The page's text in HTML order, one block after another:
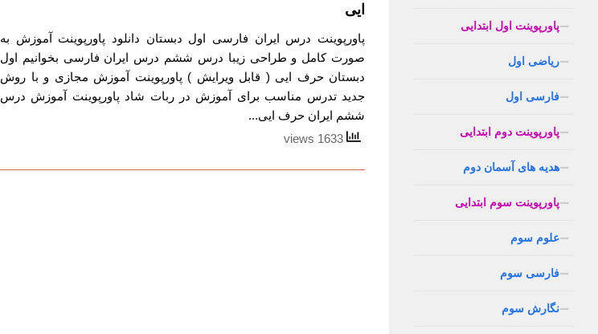
ایی
پاورپوینت درس ایران فارسی اول دبستان دانلود پاورپوینت آموزش به
صورت کامل و طراحی زیبا درس ششم درس ایران فارسی بخوانیم اول
دبستان حرف ایی ( قابل ویرایش ) پاورپوینت آموزش مجازی و با روش
جدید تدرس مناسب برای آموزش در ربات شاد پاورپوینت آموزش درس
ششم ایران حرف ایی...
پاورپوینت اول ابتدایی
ریاضی اول
فارسی اول
پاورپوینت دوم ابتدایی
هدیه های آسمان دوم
پاورپوینت سوم ابتدایی
علوم سوم
فارسی سوم
نگارش سوم